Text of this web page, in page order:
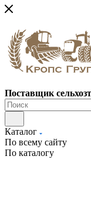
Поставщик
Каталог
По всему сайту
По каталогу